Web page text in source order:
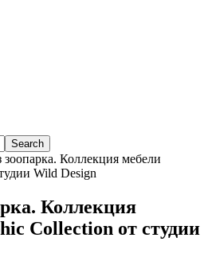
зоопарка. Коллекция мебели
Wild Design
Коллекция
Collection от студии